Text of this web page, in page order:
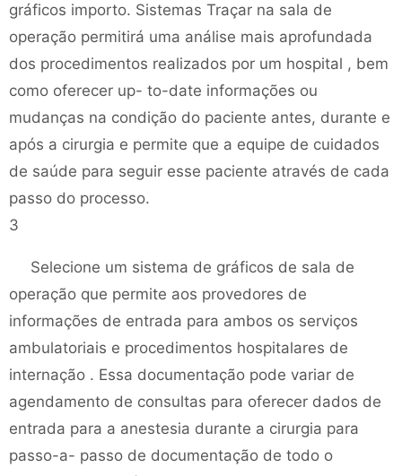
gráficos importo. Sistemas Traçar na sala de
operação permitirá uma análise mais aprofundada
dos procedimentos realizados por um hospital , bem
como oferecer up- to-date informações ou
mudanças na condição do paciente antes, durante e
após a cirurgia e permite que a equipe de cuidados
de saúde para seguir esse paciente através de cada
passo do processo.
3
Selecione um sistema de gráficos de sala de
operação que permite aos provedores de
informações de entrada para ambos os serviços
ambulatoriais e procedimentos hospitalares de
internação . Essa documentação pode variar de
agendamento de consultas para oferecer dados de
entrada para a anestesia durante a cirurgia para
passo-a- passo de documentação de todo o